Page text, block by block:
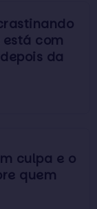
com
da
culpa e o
quem